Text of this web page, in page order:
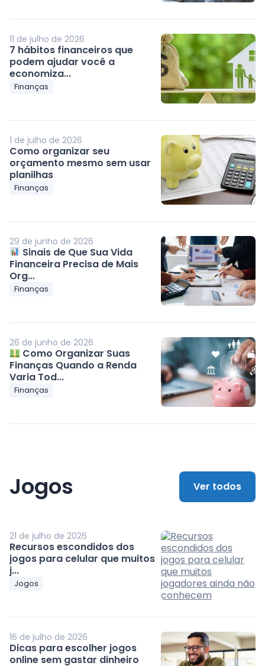
11 de julho de 2026
7 hábitos financeiros que
podem ajudar você a
economiza...
Finanças
1 de julho de 2026
Como organizar seu
orçamento mesmo sem usar
planilhas
Finanças
29 de junho de 2026
Sinais de Que Sua Vida
Financeira Precisa de Mais
Org...
Finanças
26 de junho de 2026
Como Organizar Suas
Finanças Quando a Renda
Varia Tod...
Finanças
Jogos Ver todos
21 de julho de 2026
Recursos escondidos dos
jogos para celular que muitos
j...
Jogos
16 de julho de 2026
Dicas para escolher jogos
online sem gastar dinheiro